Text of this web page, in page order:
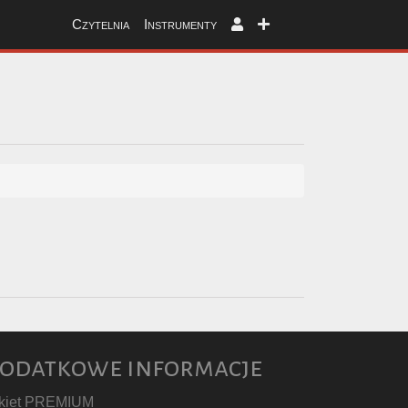
Czytelnia Instrumenty
informacje
PREMIUM